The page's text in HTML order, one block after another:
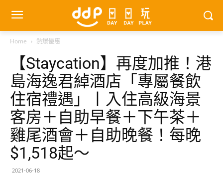
Home 熱爆優惠
【Staycation】再度加推！港
島海逸君綽酒店「專屬餐飲
住宿禮遇」丨入住高級海景
客房＋自助早餐＋下午茶＋
雞尾酒會＋自助晚餐！每晚
$1,518起～
2021-06-18